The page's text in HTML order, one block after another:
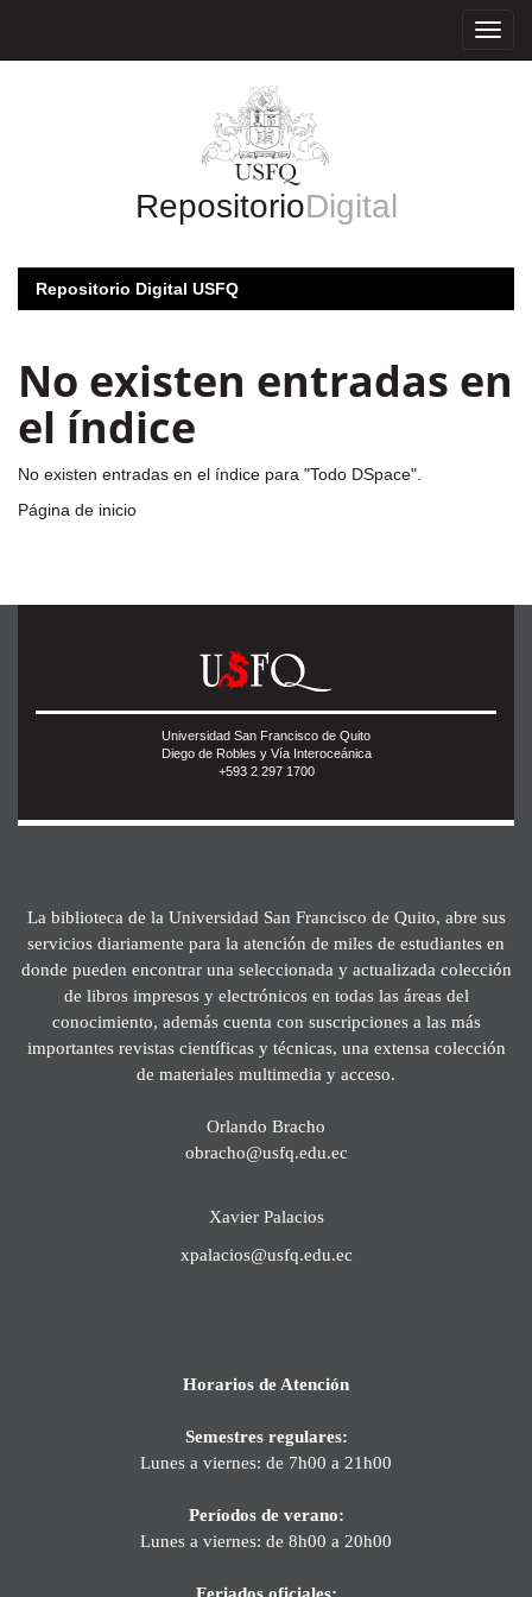
RepositorioDigital
Repositorio Digital USFQ
No existen entradas en
el índice
No existen entradas en el índice para "Todo DSpace".
Página de inicio
Universidad San Francisco de Quito
Diego de Robles y Vía Interoceánica
+593 2 297 1700
La biblioteca de la Universidad San Francisco de Quito, abre sus
servicios diariamente para la atención de miles de estudiantes en
donde pueden encontrar una seleccionada y actualizada colección
de libros impresos y electrónicos en todas las áreas del
conocimiento, además cuenta con suscripciones a las más
importantes revistas científicas y técnicas, una extensa colección
de materiales multimedia y acceso.
Orlando Bracho
obracho@usfq.edu.ec
Xavier Palacios
xpalacios@usfq.edu.ec
Horarios de Atención
Semestres regulares:
Lunes a viernes: de 7h00 a 21h00
Períodos de verano:
Lunes a viernes: de 8h00 a 20h00
Feriados oficiales: